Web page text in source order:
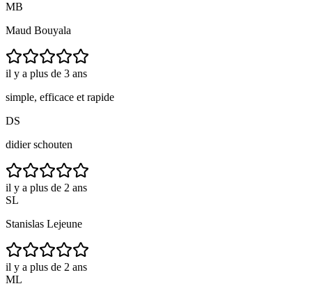
MB
Maud Bouyala
il y a plus de 3 ans
simple, efficace et rapide
DS
didier schouten
il y a plus de 2 ans
SL
Stanislas Lejeune
il y a plus de 2 ans
ML